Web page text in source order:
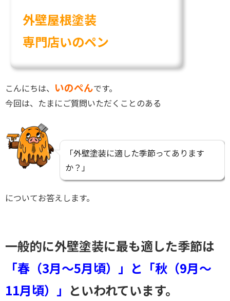
外壁屋根塗装
専門店いのペン
こんにちは、 いのぺんです。
今回は、たまにご質問いただくことのある
「外壁塗装に適した季節ってあります
か？」
についてお答えします。
一般的に外壁塗装に最も適した季節は
「春（3月～5月頃）」と「秋（9月～
11月頃）」 といわれています。